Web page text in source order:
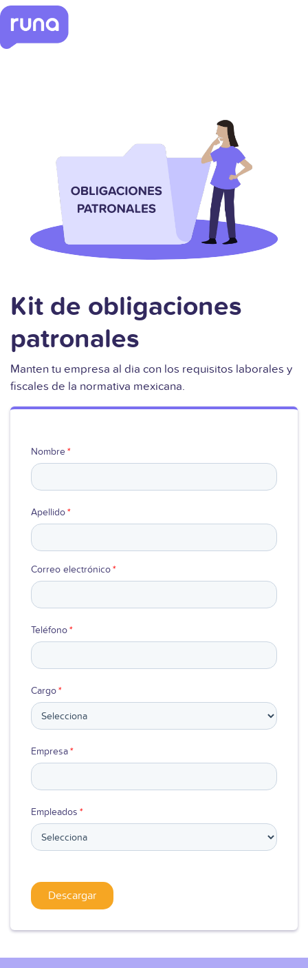
Kit de obligaciones
patronales
Manten tu empresa al dia con los requisitos laborales y
fiscales de la normativa mexicana.
Nombre*
Apellido*
Correo electrónico*
Teléfono*
Cargo*
Empresa*
Empleados *